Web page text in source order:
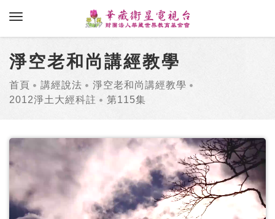
toggle navigation
淨空老和尚講經教學
首頁 講經說法
淨空老和尚講經教學
2012淨土大經科註
第115集